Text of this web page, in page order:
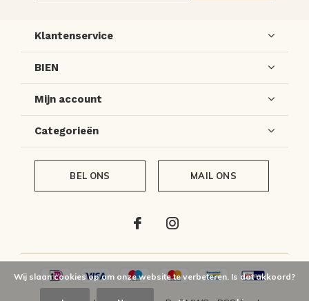
Klantenservice
BIEN
Mijn account
Categorieën
BEL ONS MAIL ONS
Wij slaan cookies op om onze website te verbeteren. Is dat akkoord?